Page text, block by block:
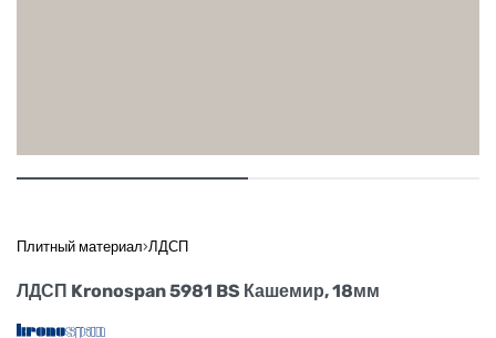
Плитный материал›ЛДСП
ЛДСП Kronospan 5981 BS Кашемир, 18мм